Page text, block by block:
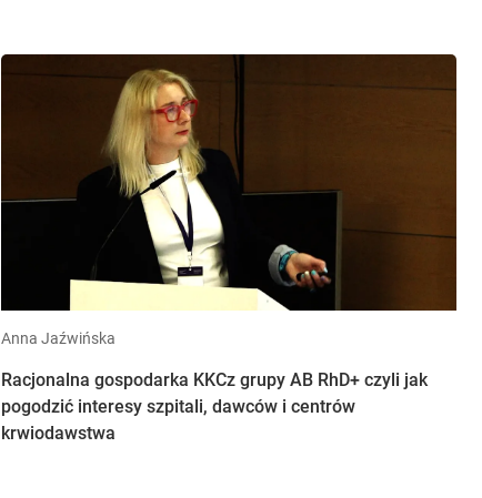
Anna Jaźwińska
Racjonalna gospodarka KKCz grupy AB RhD+ czyli jak
pogodzić interesy szpitali, dawców i centrów
krwiodawstwa